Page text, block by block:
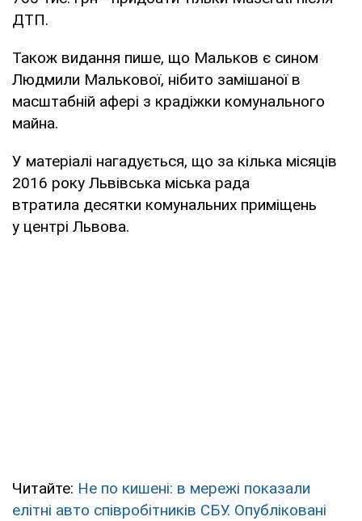
ДТП.
Також видання пише, що Мальков є сином
Людмили Малькової, нібито замішаної в
масштабній афері з крадіжки комунального
майна.
У матеріалі нагадується, що за кілька місяців
2016 року Львівська міська рада
втратила десятки комунальних приміщень
у центрі Львова.
Читайте: Не по кишені: в мережі показали
елітні авто співробітників СБУ. Опубліковані